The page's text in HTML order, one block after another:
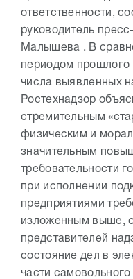
ответственности,
руководитель
Малышева . В
периодом
числа выявленных
Ростехнадзор
стремительным
физическим и
значительным
требовательности
при исполнении
предприятиями
изложенным выше,
представителей
состояние дел в
части